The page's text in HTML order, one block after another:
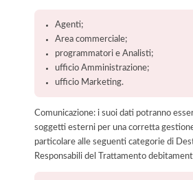
Agenti;
Area commerciale;
programmatori e Analisti;
ufficio Amministrazione;
ufficio Marketing.
Comunicazione: i suoi dati potranno
soggetti esterni per una corretta
particolare alle seguenti categorie di
Responsabili del Trattamento